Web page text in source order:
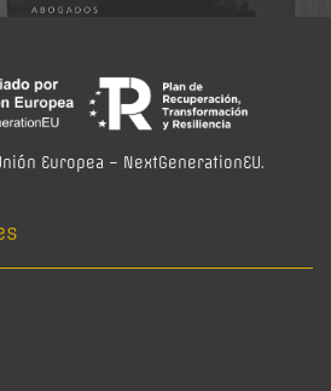
Europea – NextGenerationEU.